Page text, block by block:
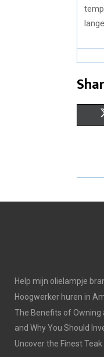
Help mijn olielampje
Hoogwerker huren in
The Benefits of Owning
and Why You Should
Uncover the Finest